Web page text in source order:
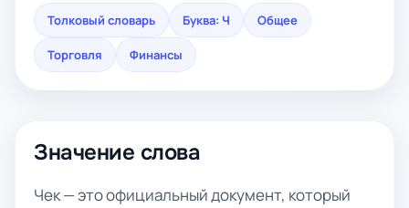
Толковый словарь Буква: Ч Общее
Торговля Финансы
Значение слова
Чек — это официальный документ, который